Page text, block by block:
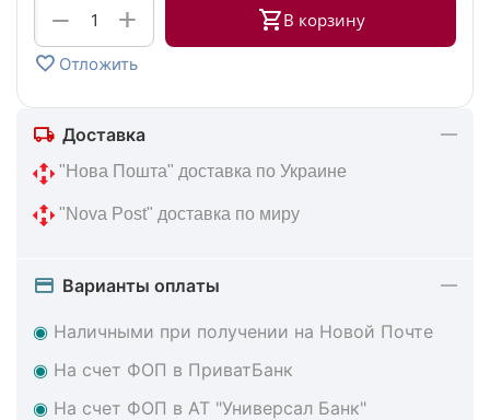
+
− В корзину
Отложить
Доставка
"Нова Пошта" доставка по Украине
"Nova Post" доставка по миру
Варианты оплаты
◉ Наличными при получении на Новой Почте
◉ На счет ФОП в ПриватБанк
◉ На счет ФОП в АТ "Универсал Банк"